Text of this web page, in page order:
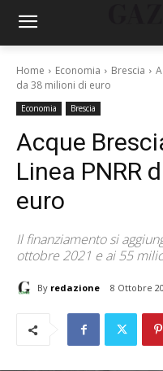
Home Economia Brescia
da 38 milioni di euro
Economia Brescia
Acque
Linea PNRR
euro
Il finanziamento si
ottobre 2021 e ai 55
By redazione 8 Ottobre